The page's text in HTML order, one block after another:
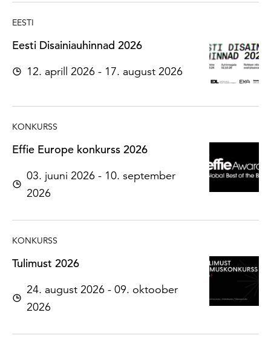
EESTI
Eesti Disainiauhinnad 2026
12. aprill 2026 - 17. august 2026
KONKURSS
Effie Europe konkurss 2026
03. juuni 2026 - 10. september
2026
KONKURSS
Tulimust 2026
24. august 2026 - 09. oktoober
2026